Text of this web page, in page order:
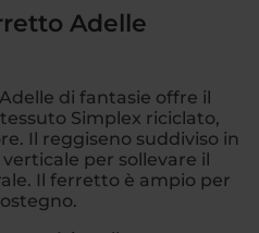
Adelle
di fantasie offre il
Simplex riciclato,
Il reggiseno suddiviso in
per sollevare il
Il ferretto è ampio per